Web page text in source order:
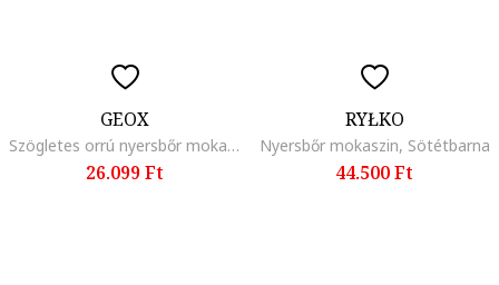
GEOX
Szögletes orrú nyersbőr mokaszin, Világosbarna
26.099 Ft
RYŁKO
Nyersbőr mokaszin, Sötétbarna
44.500 Ft